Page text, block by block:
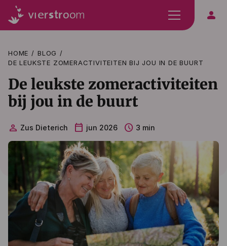
person
HOME
BLOG
DE LEUKSTE ZOMERACTIVITEITEN BIJ JOU IN DE BUURT
De leukste zomeractiviteiten
bij jou in de buurt
person Zus Dieterich calendar_today jun 2026 schedule 3 min